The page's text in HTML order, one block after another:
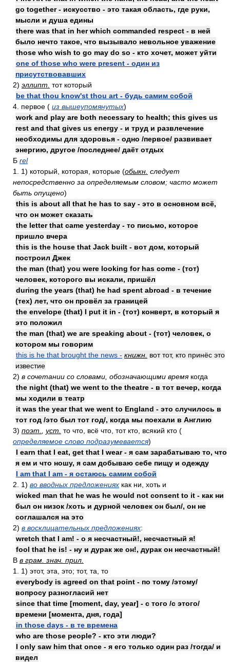
go together - искусство - это такая область, где руки,
мысли и душа едины
there was that in her which commanded respect - в ней
было нечто такое, что вызывало невольное уважение
those who wish to go may do so - кто хочет, может уйти
one of those who were present - один из
присутствовавших
2) эллипт. тот который
be that thou know'st thou art - будь самим собой
4. первое ( из вышеупомянутых)
work and play are both necessary to health; this gives us
rest and that gives us energy - и труд и развлечение
необходимы для здоровья - одно /первое/ развивает
энергию, другое /последнее/ даёт отдых
Б rel
1. 1) который, которая, которые (обыкн. следует
непосредственно за определяемым словом; часто может
быть опущено)
this is about all that he has to say - это в основном всё,
что он может сказать
the letter that came yesterday - то письмо, которое
пришло вчера
this is the house that Jack built - вот дом, который
построил Джек
the man (that) you were looking for has come - (тот)
человек, которого вы искали, пришёл
during the years (that) he had spent abroad - в течение
(тех) лет, что он провёл за границей
the envelope (that) I put it in - (тот) конверт, в который я
это положил
the man (that) we are speaking about - (тот) человек, о
котором мы говорим
this is he that brought the news - книжн. вот тот, кто принёс это
известие
2) в сочетании со словами, обозначающими времякогда
the night (that) we went to the theatre - в тот вечер, когда
мы ходили в театр
it was the year that we went to England - это случилось в
тот год /это был тот год/, когда мы поехали в Англию
3) поэт. уст. то что, всё что, тот кто, всякий кто (
определяемое слово подразумевается)
I earn that I eat, get that I wear - я сам зарабатываю то, что
я ем и что ношу, я сам добываю себе пищу и одежду
I am that I am - я остаюсь самим собой
2. 1) во вводных предложениях как ни, хоть и
wicked man that he was he would not consent to it - как ни
был он низок /хоть и дурной человек он был/, он не
соглашался на это
2) в восклицательных предложениях:
wretch that I am! - о я несчастный!, несчастный я!
fool that he is! - ну и дурак же он!, дурак он несчастный!
В в грам. знач. прил.
1. 1) этот, эта, это; тот, та, то
everybody is agreed on that point - по тому /этому/
вопросу разногласий нет
since that time [moment, day, year] - с того /с этого/
времени [момента, дня, года]
in those days - в те времена
who are those people? - кто эти люди?
I only saw him that once - я его только один раз /тогда/ и
видел